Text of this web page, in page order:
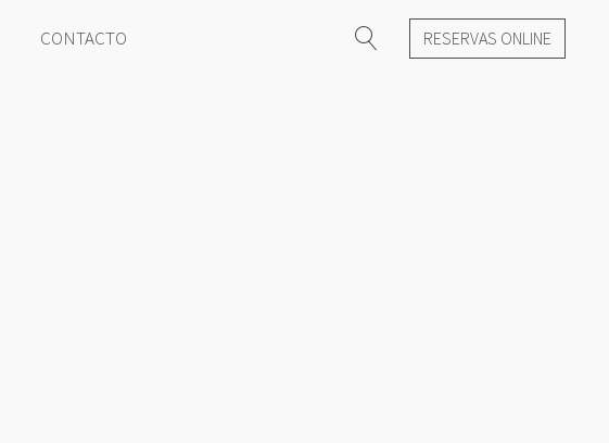
CONTACTO RESERVAS ONLINE